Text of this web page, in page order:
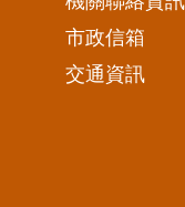
市政信箱
交通資訊